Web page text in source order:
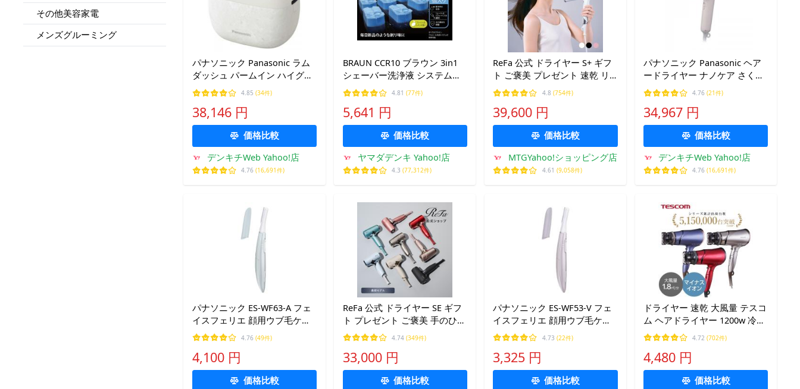
その他美容家電
メンズグルーミング
パナソニック Panasonic ラム
ダッシュ パームイン ハイグレ
ード マーブルホワイト ES-
PV6A-W〈ESPV6A-W〉
4.85 (34件)
38,146 円
価格比較
デンキチWeb Yahoo!店
4.76 (16,691件)
BRAUN CCR10 ブラウン 3in1
シェーバー洗浄液 システム専
用洗浄液カートリッジ（交換
用） 10個入り
4.81 (77件)
5,641 円
価格比較
ヤマダデンキ Yahoo!店
4.3 (77,312件)
ReFa 公式 ドライヤー S+ ギフ
ト ご褒美 プレゼント 速乾 リ
ファ 1年保証 大風量 ハイドロ
イオン R115 NP
4.8 (754件)
39,600 円
価格比較
MTGYahoo!ショッピング店
4.61 (9,058件)
パナソニック Panasonic ヘア
ードライヤー ナノケア さくら
ピンク EH-NA0K-P
4.76 (21件)
34,967 円
価格比較
デンキチWeb Yahoo!店
4.76 (16,691件)
パナソニック ES-WF63-A フェ
イスフェリエ 顔用ウブ毛ケア
ブルー
4.76 (49件)
4,100 円
価格比較
ReFa 公式 ドライヤー SE ギフ
ト プレゼント ご褒美 手のひら
サイズ 小型 軽量 最小 速乾 サ
ロン級 ツヤ まとまり しっとり
ハイドロイオン
4.74(349件)
33,000 円
価格比較
パナソニック ES-WF53-V フェ
イスフェリエ 顔用ウブ毛ケア
バイオレット4.73 (22件)
3,325 円
価格比較
ドライヤー 速乾 大風量 テスコ
ム ヘアドライヤー 1200w 冷熱
風 軽量 高速 マイナスイオン
折り畳み 口コミ TD430B 公式
店 日本メーカー
4.72 (702件)
4,480 円
価格比較